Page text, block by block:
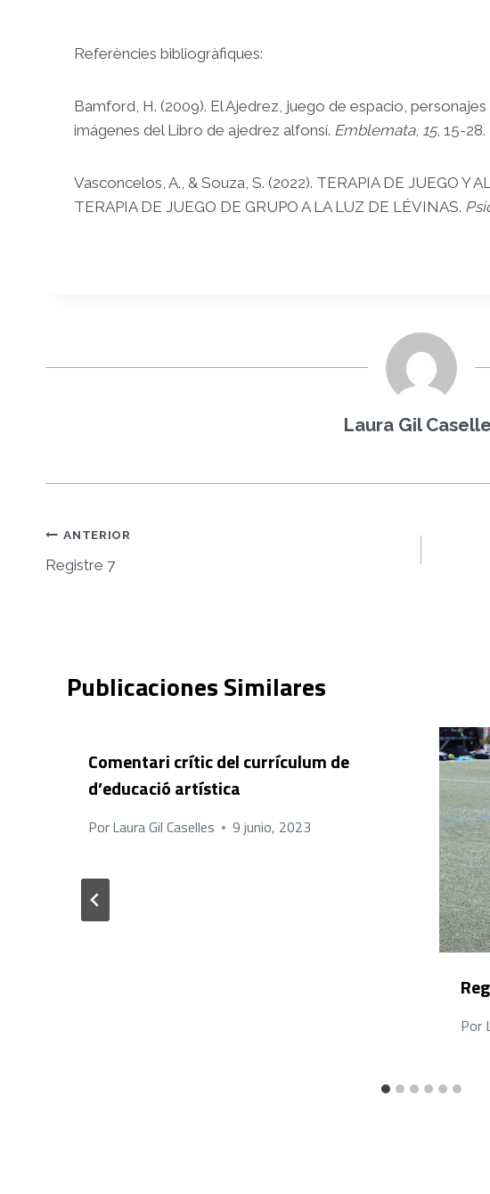
Referències bibliogràfiques:
Bamford, H. (2009). El Ajedrez, juego de espacio,
imágenes del Libro de ajedrez alfonsí. Emblemata, 15, 15-28.
Vasconcelos, A., & Souza, S. (2022). TERAPIA DE JUEGO Y
TERAPIA DE JUEGO DE GRUPO A LA LUZ DE LÉVINAS.
Laura Gil
Navegación
de
ANTERIOR
Registre 7
Publicaciones Similares
Comentari crític del currículum de
d’educació artística
PorLaura Gil Caselles 9 junio, 2023
Por